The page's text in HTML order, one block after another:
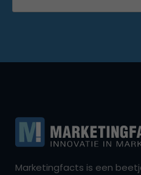
Marketingfacts is een